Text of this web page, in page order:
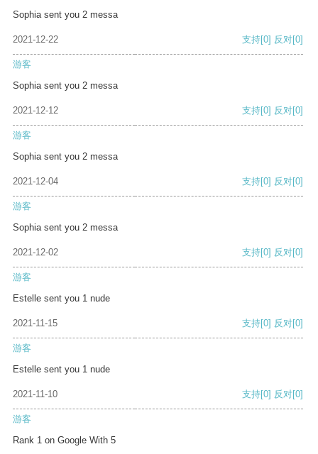
Sophia sent you 2 messa
2021-12-22 支持[0] 反对[0]
游客
Sophia sent you 2 messa
2021-12-12 支持[0] 反对[0]
游客
Sophia sent you 2 messa
2021-12-04 支持[0] 反对[0]
游客
Sophia sent you 2 messa
2021-12-02 支持[0] 反对[0]
游客
Estelle sent you 1 nude
2021-11-15 支持[0] 反对[0]
游客
Estelle sent you 1 nude
2021-11-10 支持[0] 反对[0]
游客
Rank 1 on Google With 5